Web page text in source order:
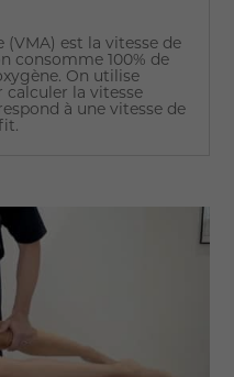
(VMA) est la vitesse de
consomme 100% de
On utilise
calculer la vitesse
à une vitesse de